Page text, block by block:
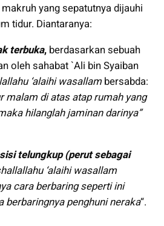
yang sepatutnya dijauhi
tidur. Diantaranya:
terbuka, berdasarkan sebuah
oleh sahabat `Ali bin Syaiban
‘alaihi wasallambersabda:
malam di atas atap rumah yang
hilanglah jaminan darinya”
telungkup (perut sebagai
‘alaihi wasallam
cara berbaring seperti ini
berbaringnya penghuni neraka“.